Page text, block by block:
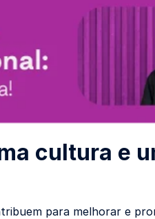
cultura e
para melhorar e